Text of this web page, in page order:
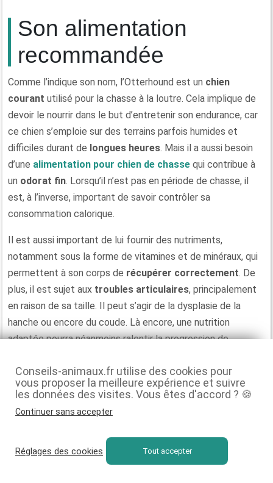
Son alimentation
recommandée
Comme l’indique son nom, l’Otterhound est un chien
courant utilisé pour la chasse à la loutre. Cela implique de
devoir le nourrir dans le but d’entretenir son endurance, car
ce chien s’emploie sur des terrains parfois humides et
difficiles durant de longues heures. Mais il a aussi besoin
d’une alimentation pour chien de chasse qui contribue à
un odorat fin. Lorsqu’il n’est pas en période de chasse, il
est, à l’inverse, important de savoir contrôler sa
consommation calorique.
Il est aussi important de lui fournir des nutriments,
notamment sous la forme de vitamines et de minéraux, qui
permettent à son corps de récupérer correctement. De
plus, il est sujet aux troubles articulaires, principalement
en raison de sa taille. Il peut s’agir de la dysplasie de la
hanche ou encore du coude. Là encore, une nutrition
adaptée pourra néanmoins ralentir la progression de
Quelles croquettes choisir ?
Des protéines d’origine animale
pour chien de chasse puisse couvrir l’ensemble des besoins
enacides aminés, en fer
. Le zinc sera
Conseils-animaux.fr utilise des cookies pour
vous proposer la meilleure expérience et suivre
les données des visites. Vous êtes d'accord ? 🍪
Continuer sans accepter
Réglages des cookies Tout accepter